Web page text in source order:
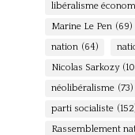
libéralisme
Marine Le Pen (69)
nation (64)
Nicolas Sarkozy
néolibéralisme (73)
parti socialiste
Rassemblement